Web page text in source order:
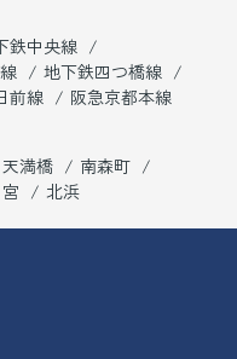
鉄中央線
地下鉄四つ橋線
前線
阪急京都本線
天満橋
南森町
北浜